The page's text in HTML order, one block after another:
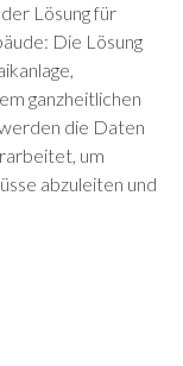
Lösung für
Die Lösung
ganzheitlichen
die Daten
um
abzuleiten und